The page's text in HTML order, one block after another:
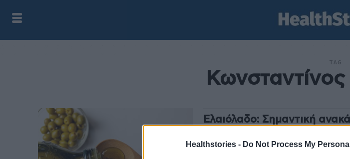
Healthstories - Do Not Process My
TAG
Ελαιόλαδο: Σημαντική
healthstories - 22 Ιουλίου 2025